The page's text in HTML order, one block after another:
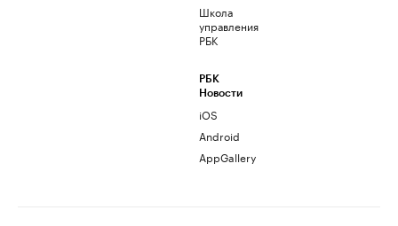
Школа
управления
РБК
РБК
Новости
iOS
Android
AppGallery